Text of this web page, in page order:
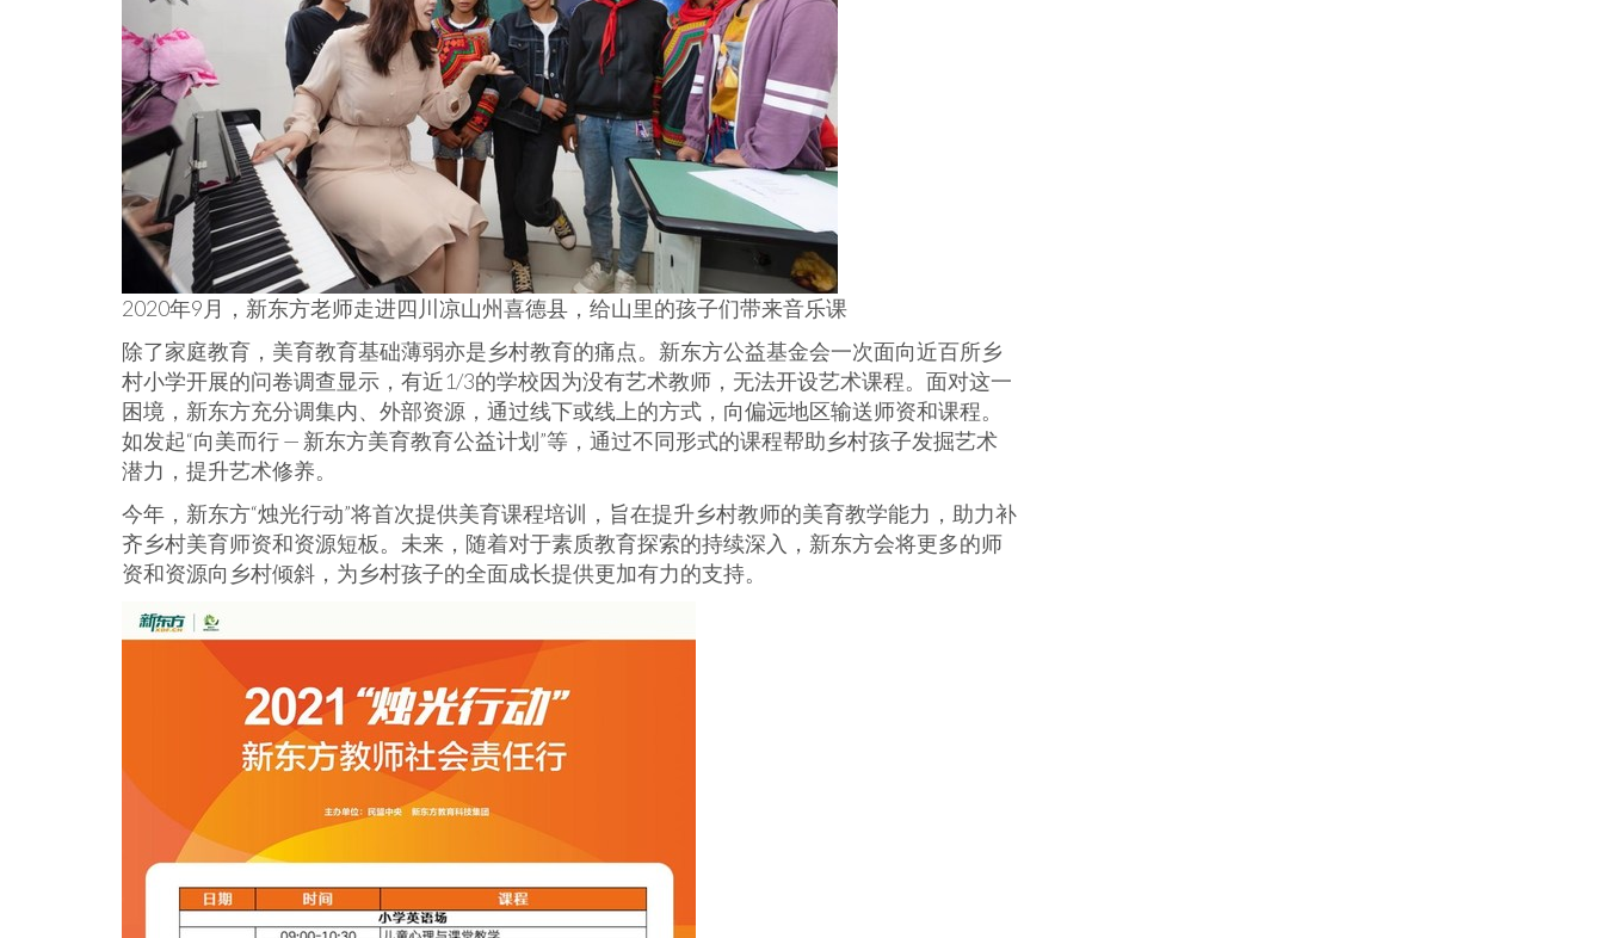
2020年9月，新东方老师走进四川凉山州喜德县，给山里的孩子们带来音乐课
除了家庭教育，美育教育基础薄弱亦是乡村教育的痛点。新东方公益基金会一次面向近百所乡
村小学开展的问卷调查显示，有近1/3的学校因为没有艺术教师，无法开设艺术课程。面对这一
困境，新东方充分调集内、外部资源，通过线下或线上的方式，向偏远地区输送师资和课程。
如发起“向美而行 — 新东方美育教育公益计划”等，通过不同形式的课程帮助乡村孩子发掘艺术
潜力，提升艺术修养。
今年，新东方“烛光行动”将首次提供美育课程培训，旨在提升乡村教师的美育教学能力，助力补
齐乡村美育师资和资源短板。未来，随着对于素质教育探索的持续深入，新东方会将更多的师
资和资源向乡村倾斜，为乡村孩子的全面成长提供更加有力的支持。